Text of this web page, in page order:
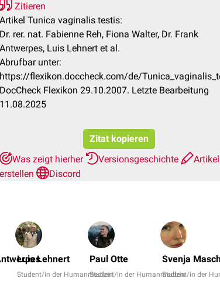
Zitieren
Artikel Tunica vaginalis testis:
Dr. rer. nat. Fabienne Reh, Fiona Walter, Dr. Frank
Antwerpes, Luis Lehnert et al.
Abrufbar unter:
https://flexikon.doccheck.com/de/
DocCheck Flexikon 29.10.2007. Letzte Bearbeitung
11.08.2025
Zitat kopieren
Was zeigt hierher
Versionsgeschichte
Artikel
erstellen
Discord
Luis Lehnert
Student/in der Humanmedizin
Paul Otte
Student/in der Humanmedizin
Svenja
Student/in der